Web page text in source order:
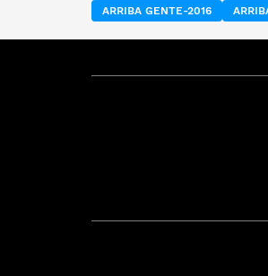
ARRIBA GENTE-2016